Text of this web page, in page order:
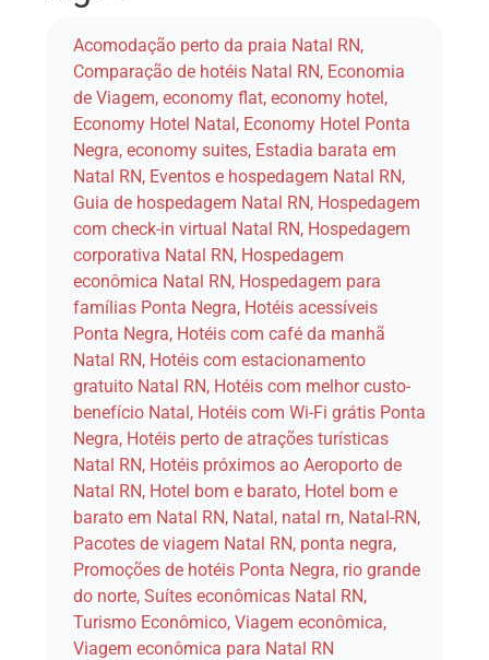
Acomodação perto da praia Natal RN,
Comparação de hotéis Natal RN, Economia
de Viagem, economy flat, economy hotel,
Economy Hotel Natal, Economy Hotel Ponta
Negra, economy suites, Estadia barata em
Natal RN, Eventos e hospedagem Natal RN,
Guia de hospedagem Natal RN, Hospedagem
com check-in virtual Natal RN, Hospedagem
corporativa Natal RN, Hospedagem
econômica Natal RN, Hospedagem para
famílias Ponta Negra, Hotéis acessíveis
Ponta Negra, Hotéis com café da manhã
Natal RN, Hotéis com estacionamento
gratuito Natal RN, Hotéis com melhor custo-
benefício Natal, Hotéis com Wi-Fi grátis Ponta
Negra, Hotéis perto de atrações turísticas
Natal RN, Hotéis próximos ao Aeroporto de
Natal RN, Hotel bom e barato, Hotel bom e
barato em Natal RN, Natal, natal rn, Natal-RN,
Pacotes de viagem Natal RN, ponta negra,
Promoções de hotéis Ponta Negra, rio grande
do norte, Suítes econômicas Natal RN,
Turismo Econômico, Viagem econômica,
Viagem econômica para Natal RN